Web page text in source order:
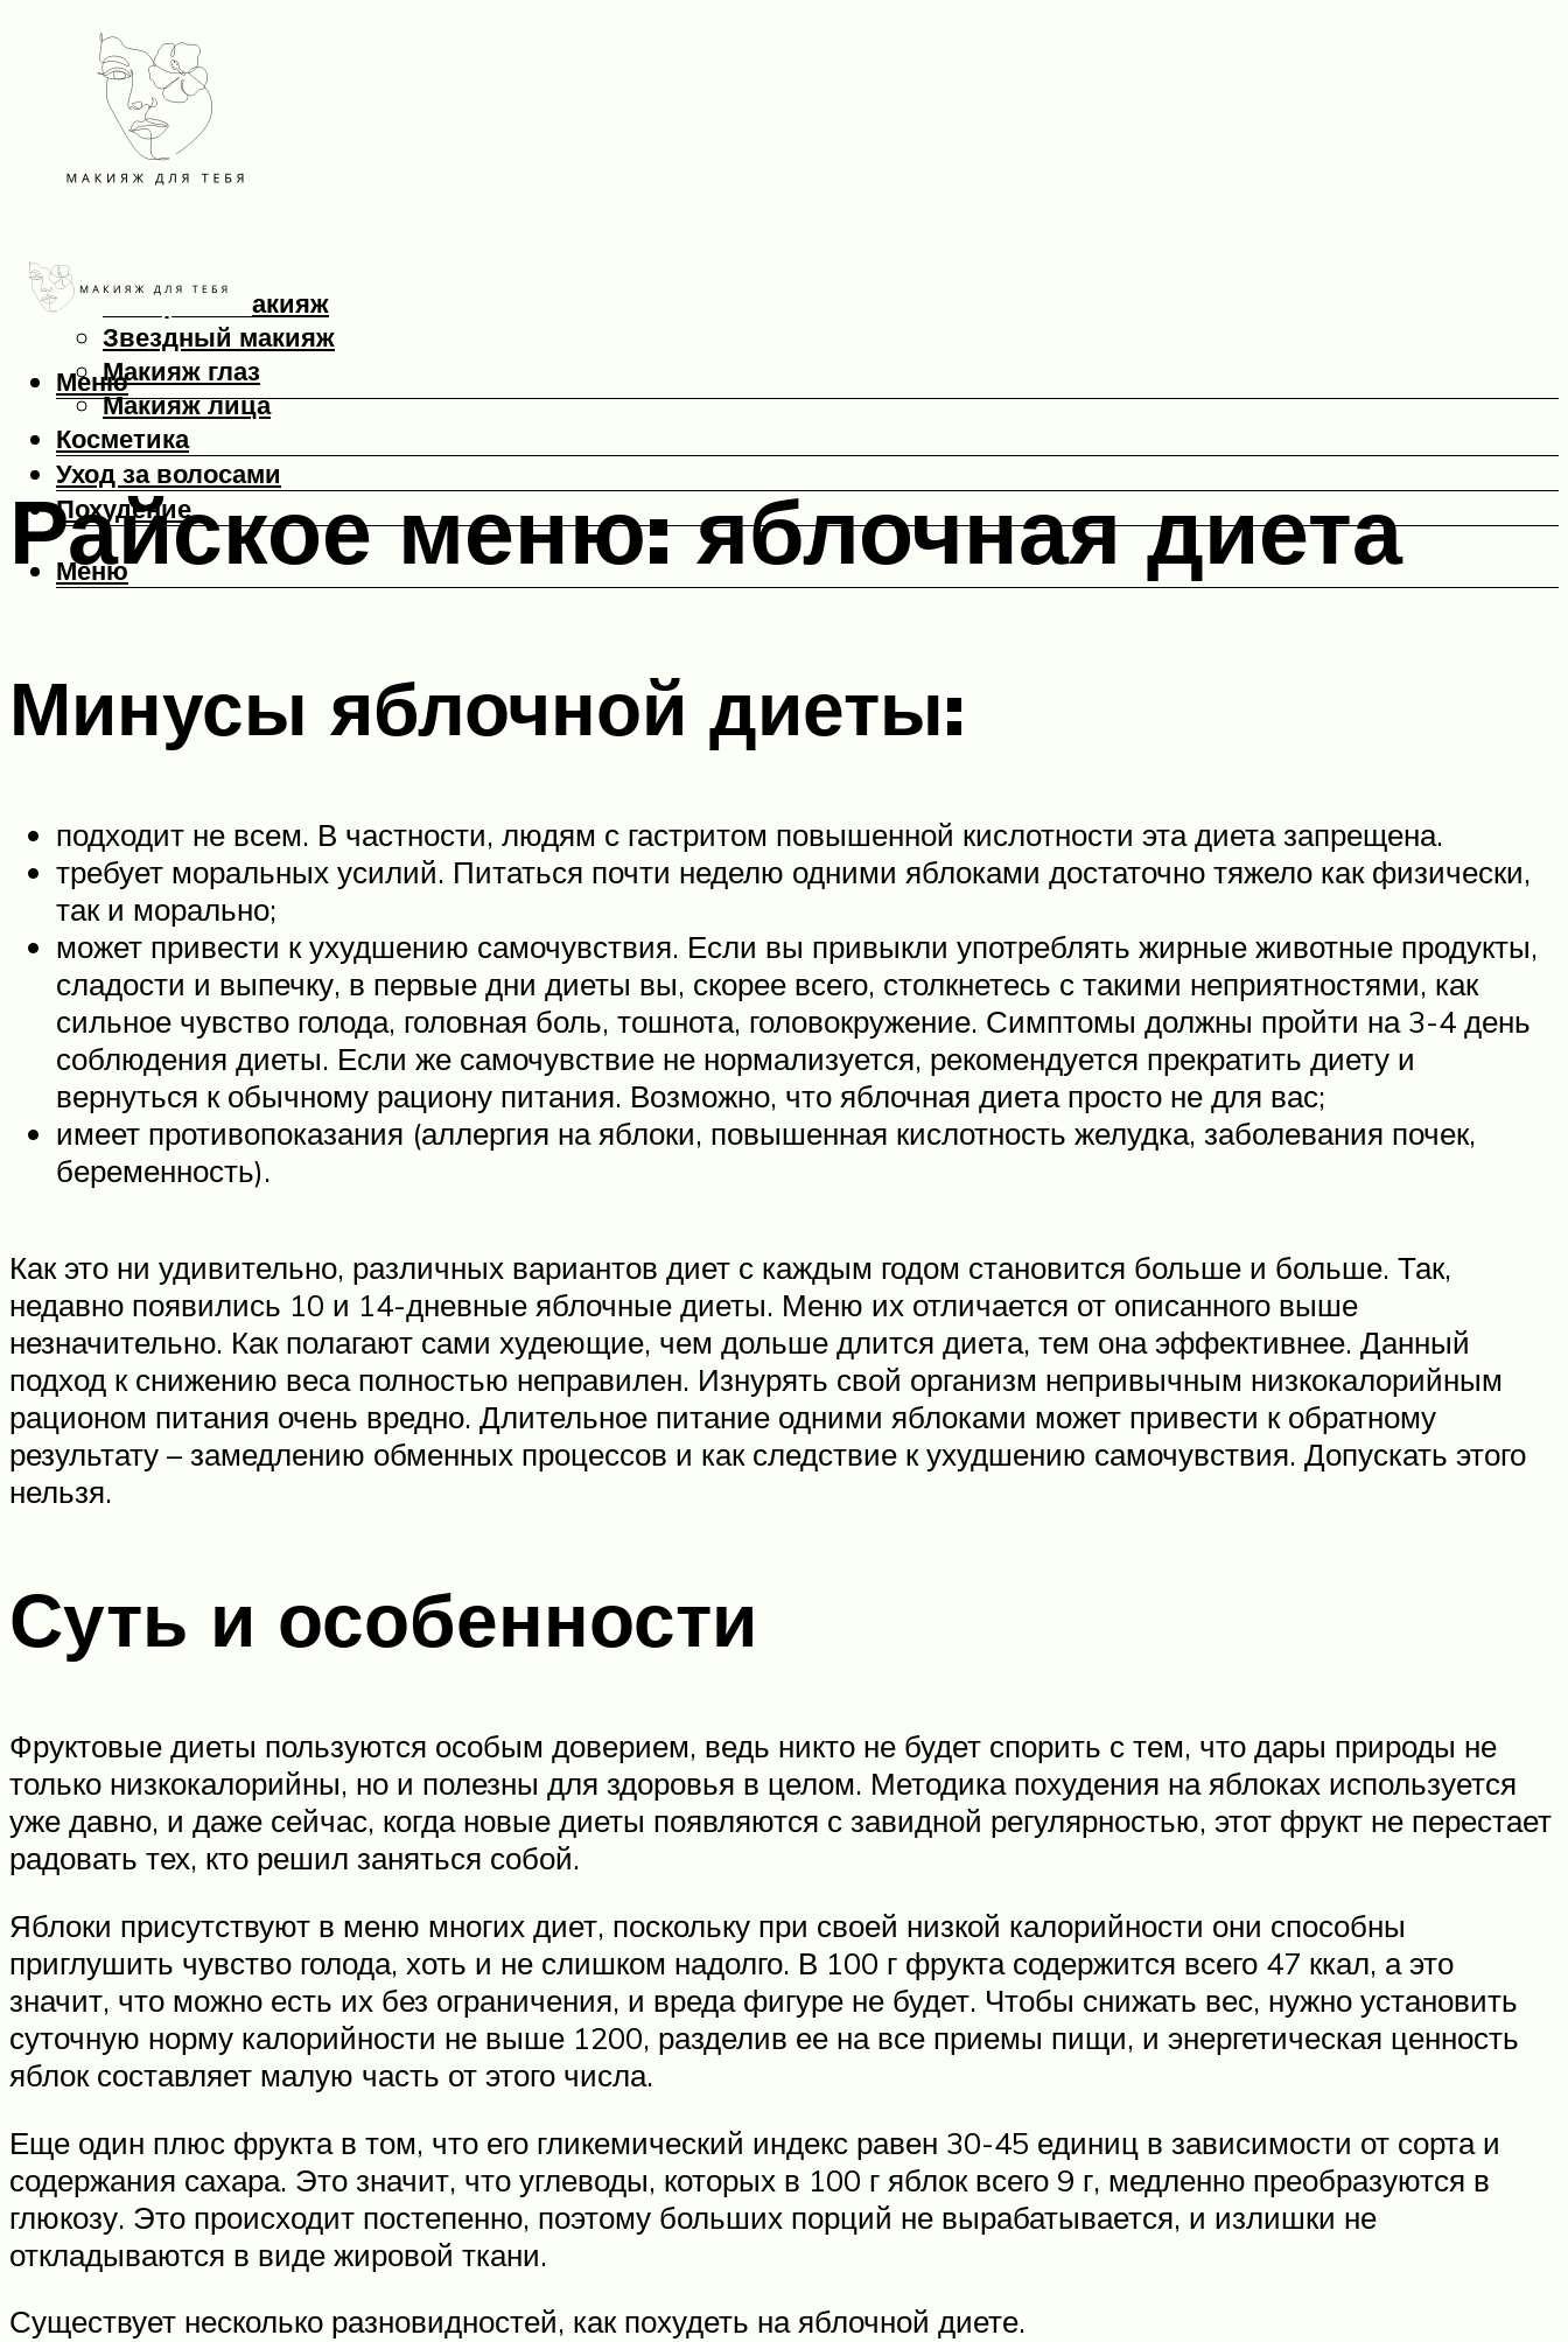
Макияж
Вечерний макияж
Звездный макияж
Макияж глаз
Макияж лица
Косметика
Уход за волосами
Похудение
Меню
Меню
Райское меню: яблочная диета
Минусы яблочной диеты:
подходит не всем. В частности, людям с гастритом повышенной кислотности эта диета запрещена.
требует моральных усилий. Питаться почти неделю одними яблоками достаточно тяжело как физически,
так и морально;
может привести к ухудшению самочувствия. Если вы привыкли употреблять жирные животные продукты,
сладости и выпечку, в первые дни диеты вы, скорее всего, столкнетесь с такими неприятностями, как
сильное чувство голода, головная боль, тошнота, головокружение. Симптомы должны пройти на 3-4 день
соблюдения диеты. Если же самочувствие не нормализуется, рекомендуется прекратить диету и
вернуться к обычному рациону питания. Возможно, что яблочная диета просто не для вас;
имеет противопоказания (аллергия на яблоки, повышенная кислотность желудка, заболевания почек,
беременность).
Как это ни удивительно, различных вариантов диет с каждым годом становится больше и больше. Так,
недавно появились 10 и 14-дневные яблочные диеты. Меню их отличается от описанного выше
незначительно. Как полагают сами худеющие, чем дольше длится диета, тем она эффективнее. Данный
подход к снижению веса полностью неправилен. Изнурять свой организм непривычным низкокалорийным
рационом питания очень вредно. Длительное питание одними яблоками может привести к обратному
результату – замедлению обменных процессов и как следствие к ухудшению самочувствия. Допускать этого
нельзя.
Суть и особенности
Фруктовые диеты пользуются особым доверием, ведь никто не будет спорить с тем, что дары природы не
только низкокалорийны, но и полезны для здоровья в целом. Методика похудения на яблоках используется
уже давно, и даже сейчас, когда новые диеты появляются с завидной регулярностью, этот фрукт не перестает
радовать тех, кто решил заняться собой.
Яблоки присутствуют в меню многих диет, поскольку при своей низкой калорийности они способны
приглушить чувство голода, хоть и не слишком надолго. В 100 г фрукта содержится всего 47 ккал, а это
значит, что можно есть их без ограничения, и вреда фигуре не будет. Чтобы снижать вес, нужно установить
суточную норму калорийности не выше 1200, разделив ее на все приемы пищи, и энергетическая ценность
яблок составляет малую часть от этого числа.
Еще один плюс фрукта в том, что его гликемический индекс равен 30-45 единиц в зависимости от сорта и
содержания сахара. Это значит, что углеводы, которых в 100 г яблок всего 9 г, медленно преобразуются в
глюкозу. Это происходит постепенно, поэтому больших порций не вырабатывается, и излишки не
откладываются в виде жировой ткани.
Существует несколько разновидностей, как похудеть на яблочной диете.